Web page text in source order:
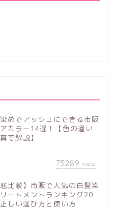
めでアッシュにできる市販
カラー14選！【色の違い
で解説】
75289 view
底比較】市販で人気の白髪染
ートメントランキング20
しい選び方と使い方